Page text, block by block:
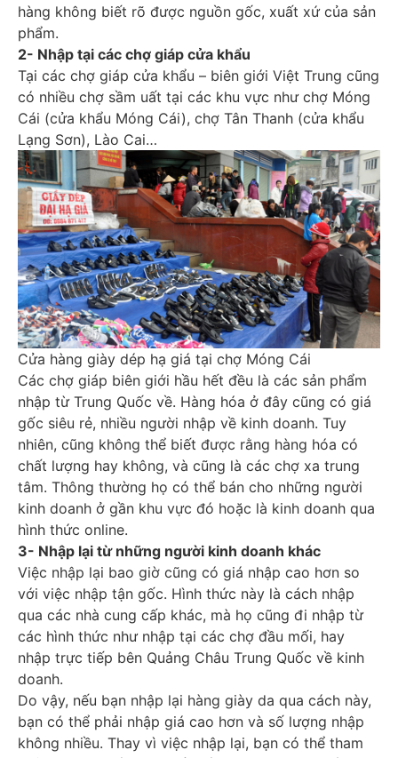
hàng không biết rõ được nguồn gốc, xuất xứ của sản
phẩm.
2- Nhập tại các chợ giáp cửa khẩu
Tại các chợ giáp cửa khẩu – biên giới Việt Trung cũng
có nhiều chợ sầm uất tại các khu vực như chợ Móng
Cái (cửa khẩu Móng Cái), chợ Tân Thanh (cửa khẩu
Lạng Sơn), Lào Cai…
Cửa hàng giày dép hạ giá tại chợ Móng Cái
Các chợ giáp biên giới hầu hết đều là các sản phẩm
nhập từ Trung Quốc về. Hàng hóa ở đây cũng có giá
gốc siêu rẻ, nhiều người nhập về kinh doanh. Tuy
nhiên, cũng không thể biết được rằng hàng hóa có
chất lượng hay không, và cũng là các chợ xa trung
tâm. Thông thường họ có thể bán cho những người
kinh doanh ở gần khu vực đó hoặc là kinh doanh qua
hình thức online.
3- Nhập lại từ những người kinh doanh khác
Việc nhập lại bao giờ cũng có giá nhập cao hơn so
với việc nhập tận gốc. Hình thức này là cách nhập
qua các nhà cung cấp khác, mà họ cũng đi nhập từ
các hình thức như nhập tại các chợ đầu mối, hay
nhập trực tiếp bên Quảng Châu Trung Quốc về kinh
doanh.
Do vậy, nếu bạn nhập lại hàng giày da qua cách này,
bạn có thể phải nhập giá cao hơn và số lượng nhập
không nhiều. Thay vì việc nhập lại, bạn có thể tham